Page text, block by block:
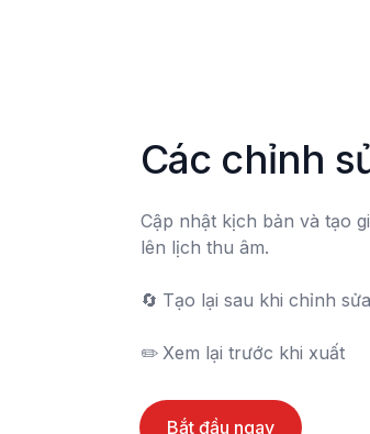
Các chỉnh
Cập nhật kịch bản và tạo
lên lịch thu âm.
🔄	Tạo lại sau khi chỉnh sửa
✏️	Xem lại trước khi xuất
Bắt đầu ngay